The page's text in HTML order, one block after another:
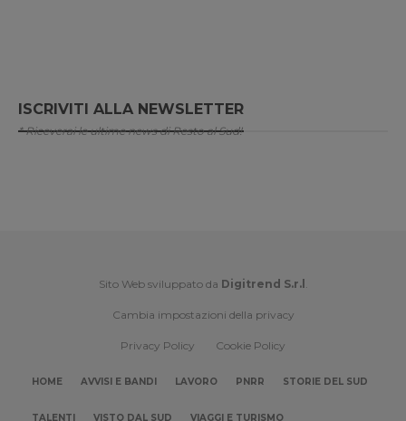
ISCRIVITI ALLA NEWSLETTER
* Riceverai le ultime news di Resto al Sud!
Sito Web sviluppato da Digitrend S.r.l .
Cambia impostazioni della privacy
Privacy Policy Cookie Policy
HOME AVVISI E BANDI LAVORO PNRR STORIE DEL SUD
TALENTI VISTO DAL SUD VIAGGI E TURISMO